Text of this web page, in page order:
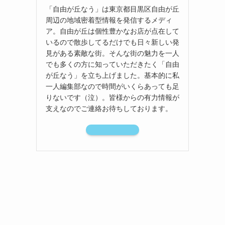
「自由が丘なう」は東京都目黒区自由が丘
周辺の地域密着型情報を発信するメディ
ア。自由が丘は個性豊かなお店が点在して
いるので散歩してるだけでも日々新しい発
見がある素敵な街。そんな街の魅力を一人
でも多くの方に知っていただきたく「自由
が丘なう」を立ち上げました。基本的に私
一人編集部なので時間がいくらあっても足
りないです（泣）。皆様からの有力情報が
支えなのでご連絡お待ちしております。